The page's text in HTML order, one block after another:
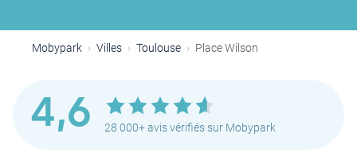
Mobypark Villes Toulouse Place Wilson
4,6 28 000+ avis vérifiés sur Mobypark